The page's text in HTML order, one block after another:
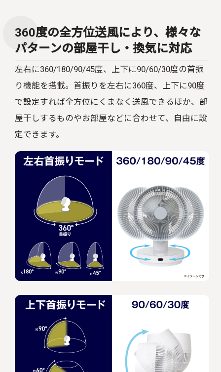
360度の全方位送風により、様々な
パターンの部屋干し・換気に対応
左右に360/180/90/45度、上下に90/60/30度の首振
り機能を搭載。首振りを左右に360度、上下に90度
で設定すれば全方位にくまなく送風できるほか、部
屋干しするものやお部屋などに合わせて、自由に設
定できます。